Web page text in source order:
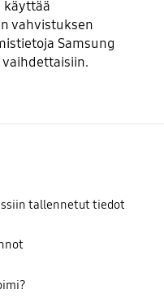
käyttää
vahvistuksen
Samsung
tallennetut tiedot